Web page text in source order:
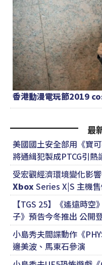
香港動漫電玩節2019
最
美國國土安全部用《寶
將通緝犯製成PTCG引熱
受宏觀經濟環境變化影
Xbox Series X|S 主機
【TGS 25】《遙遠時
子》預告今冬推出 公開
小島秀夫間諜動作《
邊美波、馬東石參演